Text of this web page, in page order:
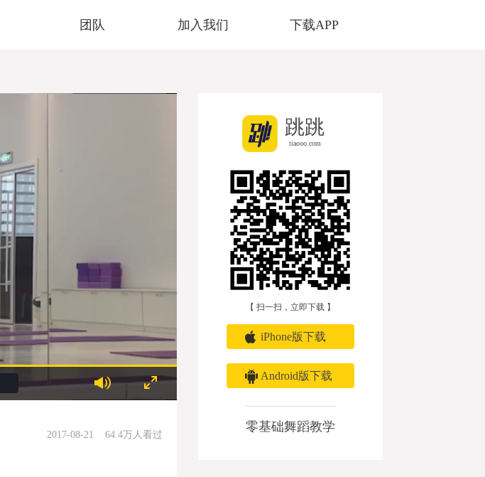
团队 加入我们 下载APP
2017-08-21 64.4万人看过
跳跳
tiaooo.com
【 扫一扫，立即下载 】
iPhone版下载
Android版下载
零基础舞蹈教学